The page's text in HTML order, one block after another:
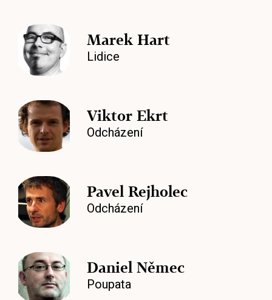
Marek Hart
Lidice
Viktor Ekrt
Odcházení
Pavel Rejholec
Odcházení
Daniel Němec
Poupata